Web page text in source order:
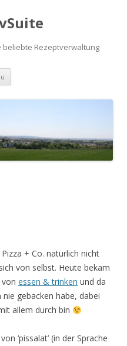
beliebte Rezeptverwaltung
Zum Inhalt springen
+ Co. natürlich nicht
von selbst. Heute bekam
essen & trinken und da
gebacken habe, dabei
allem durch bin
‘pissalat’ (in der Sprache